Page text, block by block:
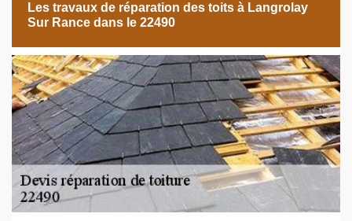
Les travaux de réparation des toits à Langrolay
Sur Rance dans le 22490